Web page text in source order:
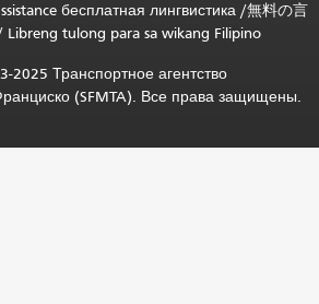
бесплатная лингвистика /無料の言
Libreng tulong para sa wikang Filipino
2025 Транспортное агентство
(SFMTA). Все права защищены.